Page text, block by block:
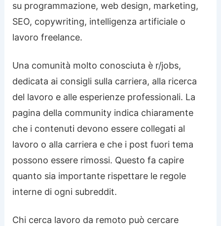
su programmazione, web design, marketing,
SEO, copywriting, intelligenza artificiale o
lavoro freelance.
Una comunità molto conosciuta è r/jobs,
dedicata ai consigli sulla carriera, alla ricerca
del lavoro e alle esperienze professionali. La
pagina della community indica chiaramente
che i contenuti devono essere collegati al
lavoro o alla carriera e che i post fuori tema
possono essere rimossi. Questo fa capire
quanto sia importante rispettare le regole
interne di ogni subreddit.
Chi cerca lavoro da remoto può cercare